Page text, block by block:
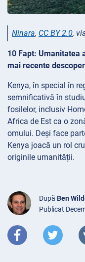
Ninara, CC BY 2.0,
10 Fapt: Umanitatea
mai recente
Kenya, în special în
semnificativă în
fosilelor, inclusiv
Africa de Est ca o
omului. Deși face
Kenya joacă un rol
originile umanității.
După Ben
Publicat